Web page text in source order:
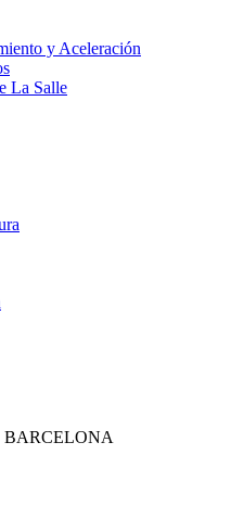
y Aceleración
La Salle